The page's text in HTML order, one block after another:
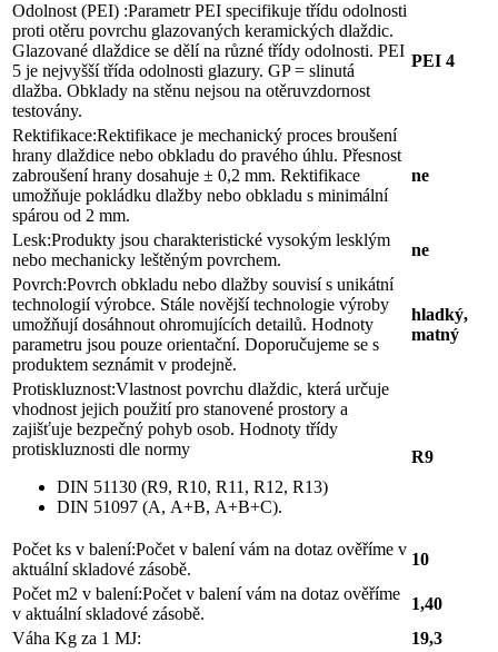
Odolnost (PEI) :Parametr PEI specifikuje třídu odolnosti
proti otěru povrchu glazovaných keramických dlaždic.
Glazované dlaždice se dělí na různé třídy odolnosti. PEI
5 je nejvyšší třída odolnosti glazury. GP = slinutá
dlažba. Obklady na stěnu nejsou na otěruvzdornost
testovány.
PEI 4
Rektifikace:Rektifikace je mechanický proces broušení
hrany dlaždice nebo obkladu do pravého úhlu. Přesnost
zabroušení hrany dosahuje ± 0,2 mm. Rektifikace
umožňuje pokládku dlažby nebo obkladu s minimální
spárou od 2 mm.
ne
Lesk:Produkty jsou charakteristické vysokým lesklým
nebo mechanicky leštěným povrchem.
ne
Povrch:Povrch obkladu nebo dlažby souvisí s unikátní
technologií výrobce. Stále novější technologie výroby
umožňují dosáhnout ohromujících detailů. Hodnoty
parametru jsou pouze orientační. Doporučujeme se s
produktem seznámit v prodejně.
hladký,
matný
Protiskluznost:Vlastnost povrchu dlaždic, která určuje
vhodnost jejich použití pro stanovené prostory a
zajišťuje bezpečný pohyb osob. Hodnoty třídy
protiskluznosti dle normy
DIN 51130 (R9, R10, R11, R12, R13)
DIN 51097 (A, A+B, A+B+C).
R9
Počet ks v balení:Počet v balení vám na dotaz ověříme v
aktuální skladové zásobě.
10
Počet m2 v balení:Počet v balení vám na dotaz ověříme
v aktuální skladové zásobě.
1,40
Váha Kg za 1 MJ:
19,3